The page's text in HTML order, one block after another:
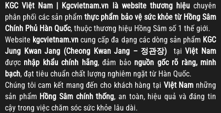
KGCViệt Nam | Kgcvietnam.vn là website thương hiệuchuyên
phân phối các sản phẩmthực phẩm bảo vệ sức khỏe từ Hồng Sâm
Chính Phủ Hàn Quốc, thuộc thương hiệu Hồng Sâm số 1 thế giới.
Website kgcvietnam.vn cung cấp đa dạng các dòng sản phẩm KGC
Jung Kwan Jang (Cheong Kwan Jang – 정관장) tạiViệt Nam
được nhập khẩu chính hãng, đảm bảo nguồn gốc rõ ràng, minh
bạch, đạt tiêu chuẩn chất lượng nghiêm ngặt từ Hàn Quốc.
Chúng tôi cam kết mang đến cho khách hàng tại Việt Nam những
sản phẩm Hồng Sâm chính thống, an toàn, hiệu quả và đáng tin
cậy trong việc chăm sóc sức khỏe lâu dài.